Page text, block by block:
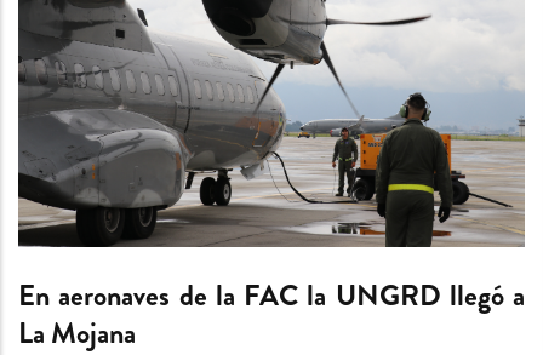
En aeronaves de la FAC la UNGRD llegó a
La Mojana